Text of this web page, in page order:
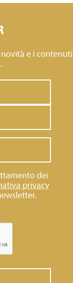
e i contenuti
dei
privacy